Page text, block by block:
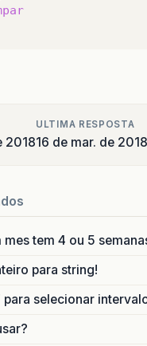
2018
ULTIMA RESPOSTA
16 de mar. de 2018
tem 4 ou 5
para string!
selecionar